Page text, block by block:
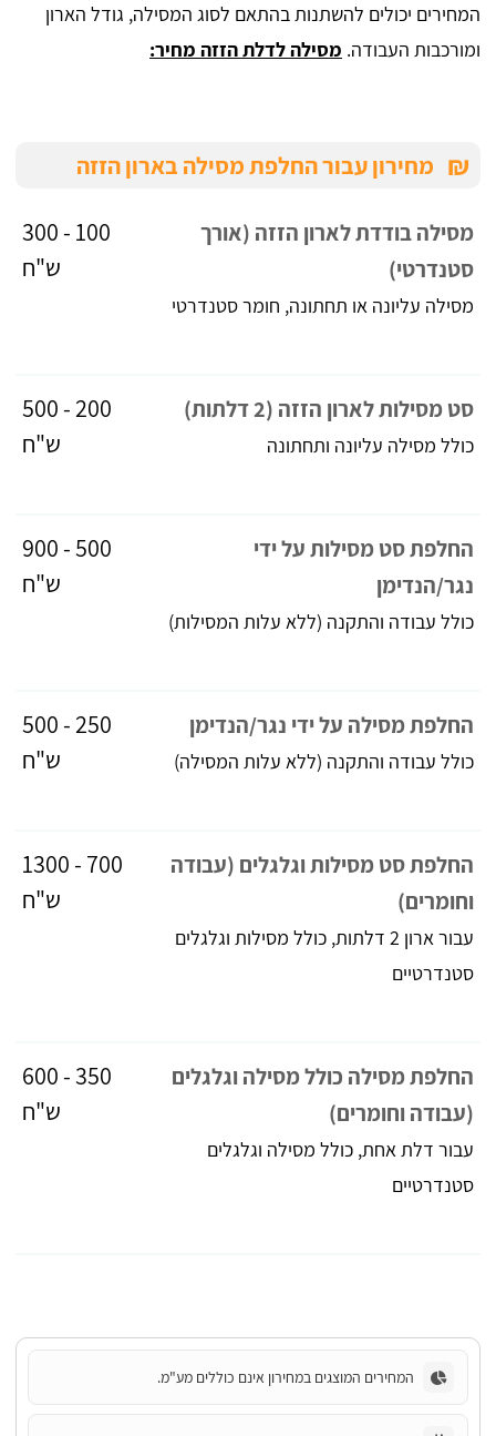
המחירים יכולים להשתנות בהתאם לסוג המסילה, גודל הארון
ומורכבות העבודה. מסילה לדלת הזזה מחיר:
₪ מחירון עבור החלפת מסילה בארון הזזה
מסילה בודדת לארון הזזה (אורך
סטנדרטי)
מסילה עליונה או תחתונה, חומר סטנדרטי
100 - 300
ש"ח
סט מסילות לארון הזזה (2 דלתות)
כולל מסילה עליונה ותחתונה
200 - 500
ש"ח
החלפת סט מסילות על ידי
נגר/הנדימן
כולל עבודה והתקנה (ללא עלות המסילות)
500 - 900
ש"ח
החלפת מסילה על ידי נגר/הנדימן
כולל עבודה והתקנה (ללא עלות המסילה)
250 - 500
ש"ח
החלפת סט מסילות וגלגלים (עבודה
וחומרים)
עבור ארון 2 דלתות, כולל מסילות וגלגלים
סטנדרטיים
700 - 1300
ש"ח
החלפת מסילה כולל מסילה וגלגלים
(עבודה וחומרים)
עבור דלת אחת, כולל מסילה וגלגלים
סטנדרטיים
350 - 600
ש"ח
המחירים המוצגים במחירון אינם כוללים מע"מ.